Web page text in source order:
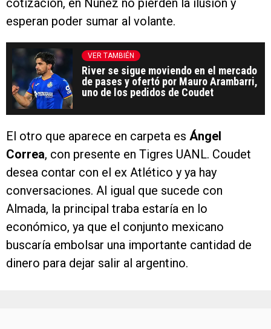
esperan poder sumar al volante.
VER TAMBIÉN
River se sigue moviendo en el mercado
de pases y ofertó por Mauro Arambarri,
uno de los pedidos de Coudet
El otro que aparece en carpeta es Ángel
Correa, con presente en Tigres UANL. Coudet
desea contar con el ex Atlético y ya hay
conversaciones. Al igual que sucede con
Almada, la principal traba estaría en lo
económico, ya que el conjunto mexicano
buscaría embolsar una importante cantidad de
dinero para dejar salir al argentino.